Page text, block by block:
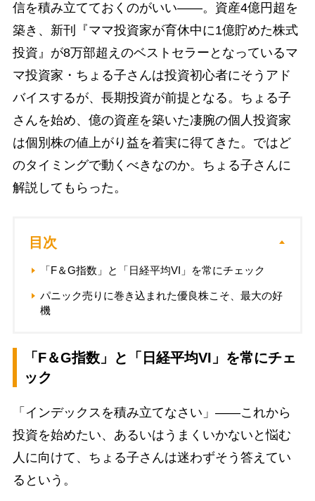
信を積み立てておくのがいい――。資産4億円超を
築き、新刊『ママ投資家が育休中に1億貯めた株式
投資』が8万部超えのベストセラーとなっているマ
マ投資家・ちょる子さんは投資初心者にそうアド
バイスするが、長期投資が前提となる。ちょる子
さんを始め、億の資産を築いた凄腕の個人投資家
は個別株の値上がり益を着実に得てきた。ではど
のタイミングで動くべきなのか。ちょる子さんに
解説してもらった。
目次
「F＆G指数」と「日経平均VI」を常にチェック
パニック売りに巻き込まれた優良株こそ、最大の好
機
「F＆G指数」と「日経平均VI」を常にチェ
ック
「インデックスを積み立てなさい」――これから
投資を始めたい、あるいはうまくいかないと悩む
人に向けて、ちょる子さんは迷わずそう答えてい
るという。